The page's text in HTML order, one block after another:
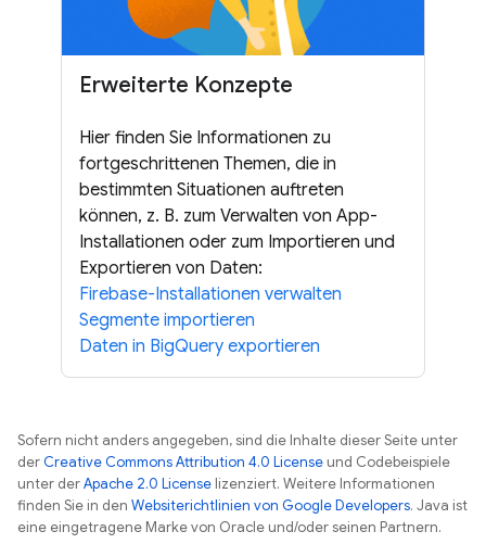
Erweiterte Konzepte
Hier finden Sie Informationen zu
fortgeschrittenen Themen, die in
bestimmten Situationen auftreten
können, z. B. zum Verwalten von App-
Installationen oder zum Importieren und
Exportieren von Daten:
Firebase-Installationen verwalten
Segmente importieren
Daten in BigQuery exportieren
Sofern nicht anders angegeben, sind die Inhalte dieser Seite unter
derCreative Commons Attribution 4.0 License und Codebeispiele
unter derApache 2.0 License lizenziert. Weitere Informationen
finden Sie in den Websiterichtlinien von Google Developers. Java ist
eine eingetragene Marke von Oracle und/oder seinen Partnern.